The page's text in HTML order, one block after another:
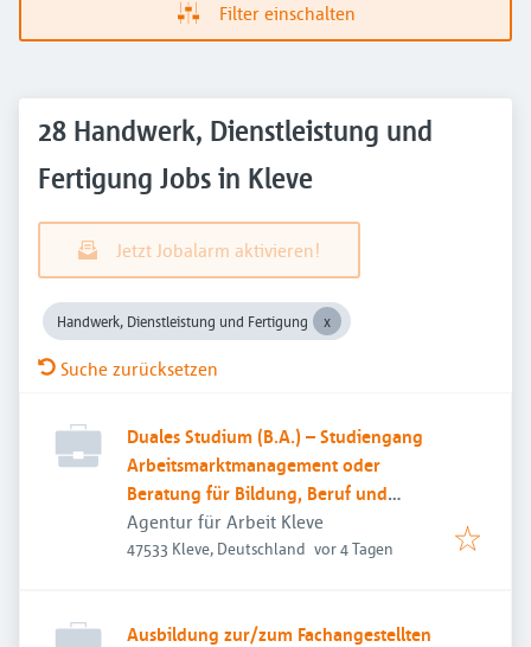
Filter einschalten
28 Handwerk, Dienstleistung und
Fertigung Jobs in Kleve
Jetzt Jobalarm aktivieren!
Handwerk, Dienstleistung und Fertigung
Suche zurücksetzen
Duales Studium (B.A.) – Studiengang
Arbeitsmarktmanagement oder
Beratung für Bildung, Beruf und
Beschäftigung
Agentur für Arbeit Kleve
47533 Kleve, Deutschland Veröffentlicht
vor 4 Tagen
Ausbildung zur/zum Fachangestellten